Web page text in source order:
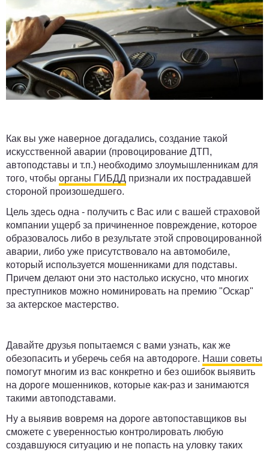
Как вы уже наверное догадались, создание такой
искусственной аварии (провоцирование ДТП,
автоподставы и т.п.) необходимо злоумышленникам для
того, чтобы органы ГИБДД признали их пострадавшей
стороной произошедшего.
Цель здесь одна - получить с Вас или с вашей страховой
компании ущерб за причиненное повреждение, которое
образовалось либо в результате этой спровоцированной
аварии, либо уже присутствовало на автомобиле,
который используется мошенниками для подставы.
Причем делают они это настолько искусно, что многих
преступников можно номинировать на премию "Оскар"
за актерское мастерство.
Давайте друзья попытаемся с вами узнать, как же
обезопасить и уберечь себя на автодороге. Наши советы
помогут многим из вас конкретно и без ошибок выявить
на дороге мошенников, которые как-раз и занимаются
такими автоподставами.
Ну а выявив вовремя на дороге автопоставщиков вы
сможете с уверенностью контролировать любую
создавшуюся ситуацию и не попасть на уловку таких